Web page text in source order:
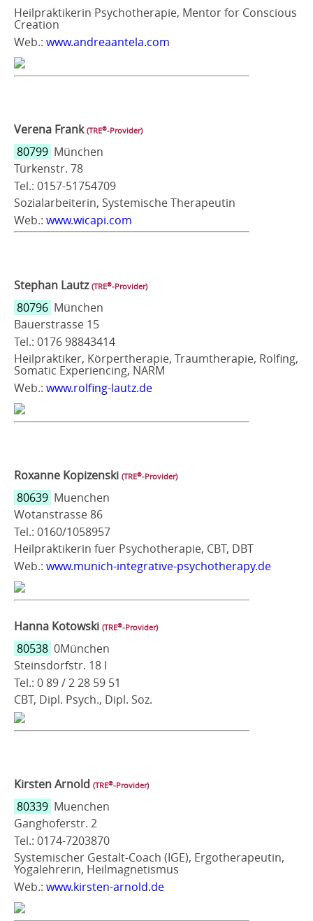
Heilpraktikerin Psychotherapie, Mentor for Conscious
Creation
Web.: www.andreaantela.com
Verena Frank (TRE®‑Provider)
80799 München
Türkenstr. 78
Tel.: 0157-51754709
Sozialarbeiterin, Systemische Therapeutin
Web.: www.wicapi.com
Stephan Lautz (TRE®‑Provider)
80796 München
Bauerstrasse 15
Tel.: 0176 98843414
Heilpraktiker, Körpertherapie, Traumtherapie, Rolfing,
Somatic Experiencing, NARM
Web.: www.rolfing-lautz.de
Roxanne Kopizenski (TRE®‑Provider)
80639 Muenchen
Wotanstrasse 86
Tel.: 0160/1058957
Heilpraktikerin fuer Psychotherapie, CBT, DBT
Web.: www.munich-integrative-psychotherapy.de
Hanna Kotowski (TRE®‑Provider)
80538 0München
Steinsdorfstr. 18 I
Tel.: 0 89 / 2 28 59 51
CBT, Dipl. Psych., Dipl. Soz.
Kirsten Arnold (TRE®‑Provider)
80339 Muenchen
Ganghoferstr. 2
Tel.: 0174-7203870
Systemischer Gestalt-Coach (IGE), Ergotherapeutin,
Yogalehrerin, Heilmagnetismus
Web.: www.kirsten-arnold.de